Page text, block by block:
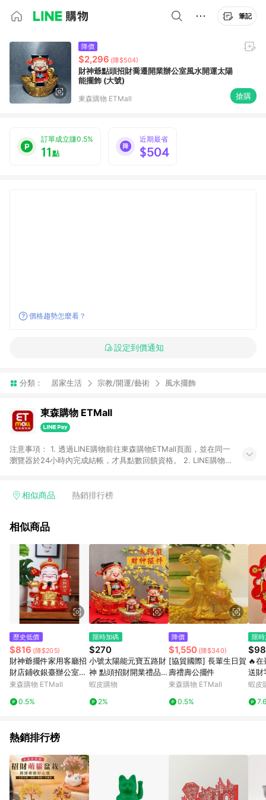
筆記
降價
$2,296 (降$504)
財神爺點頭招財喬遷開業辦公室風水開運太陽
能擺飾 (大號)
東森購物 ETMall 搶購
訂單成立賺0.5%
11點
近期最省
$504
價格趨勢怎麼看？
設定到價通知
分類： 居家生活 宗教/開運/藝術 風水擺飾
東森購物 ETMall
注意事項： 1. 透過LINE購物前往東森購物ETMall頁面，並在同一
瀏覽器於24小時內完成結帳，才具點數回饋資格。 2. LINE購物
單，皆不在點數回饋範圍內。 3. 如購買以下類別商品，將無法獲
球嚴選、商城、專案商品、「草莓網」全館商品。 4. 如取消訂
回饋。 5. 點數回饋會扣除所有折扣優惠後之最終發票金額計算，
實際回饋請依LINE購物通知為主。 6. 訂單如有使用東森購物
ETMall站內之折扣優惠(包含但不限於東森幣、樂透金、東森現金
券等)，不具點數回饋資格。詳細請依東森購物ETMall之結帳頁面
顯示為準。 7. LINE購物設有「單一商品最高回饋點數」機制(特
殊活動時開放「回饋無上限」)，以同一訂單中同一商品不論件數
計算，並依訂單成立時間當下LINE購物所設定的回饋機制為準。
如顯示之商品規格、顏色、價位、贈品與東森購物ETMall銷售網
頁不符，以銷售網頁標示為準。 9. 若有贈點爭議，請務必於訂單
日期+180天以內至LINE購物客服洽詢；若超過180天(含)以上進
行申訴，恕無法贈點回饋。 10. 部分點數紅包僅限指定商品使
用，或不適用於無回饋商品。各點數紅包之適用商品與使用條件
請依點數紅包頁面規則為準。
相似商品 熱銷排行榜
相似商品
歷史低價
$816 (降$205)
財神爺擺件家用客廳招
財店鋪收銀臺辦公室高
檔輕奢開業禮物裝飾品
東森購物 ETMall
0.5%
限時加碼
$270
小號太陽能元寶五路財
神 點頭招財開業禮品擺
件 家居裝飾禮品財神財
開運財神
蝦皮購物
2%
降價
$1,550 (降$340)
[協貿國際] 長輩生日賀
壽禮壽公擺件
東森購物 ETMall
0.5%
限
$98
🔥
送財
掛件
蝦皮
熱銷排行榜